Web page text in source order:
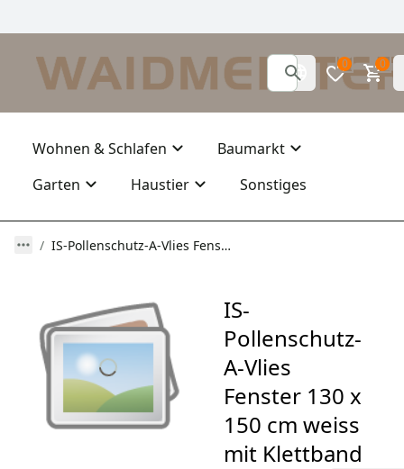
0 0
Wohnen & Schlafen
Baumarkt
Garten
Haustier Sonstiges
IS-Pollenschutz-A-Vlies Fenster 130 x 150 cm weiss mit Klettband
IS-
Pollenschutz-
A-Vlies
Fenster 130 x
150 cm weiss
mit Klettband